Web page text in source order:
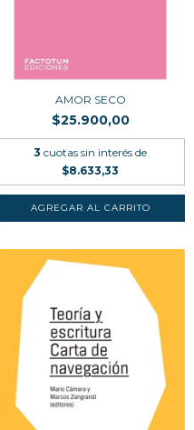
AMOR SECO
$25.900,00
3 cuotas sin interés de
$8.633,33